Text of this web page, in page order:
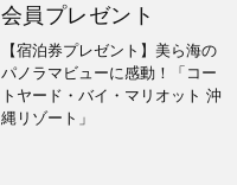
会員プレゼント
【宿泊券プレゼント】美ら海の
パノラマビューに感動！「コー
トヤード・バイ・マリオット 沖
縄リゾート」